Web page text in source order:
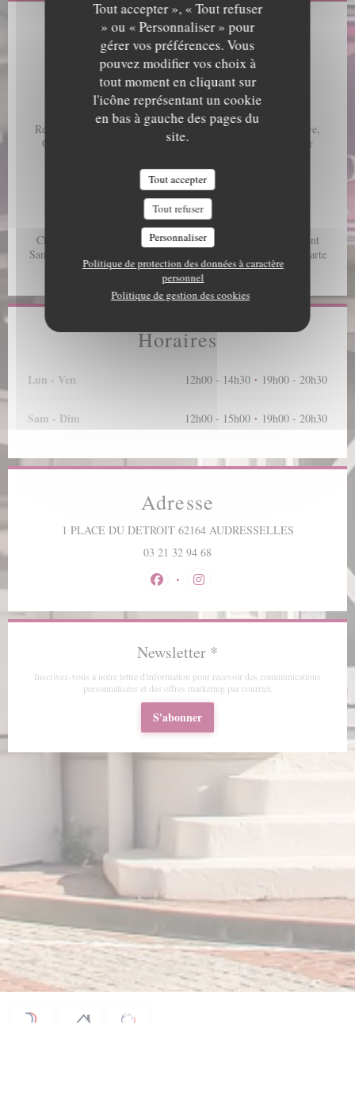
Tout accepter », « Tout refuser
» ou « Personnaliser » pour
gérer vos préférences. Vous
pouvez modifier vos choix à
tout moment en cliquant sur
l'icône représentant un cookie
en bas à gauche des pages du
site.
Tout accepter
Tout refuser
Personnaliser
Politique de protection des données à caractère
personnel
Politique de gestion des cookies
Infos pratiques
Cuisine
Carte gourmande et créative, Cuisine Locale, Pêche locale
Type de restaurant
Restaurant Ecoresponsable, Cuisine de Saison, Cuisine créative,
Cuisine bistronomique française, Restaurant de fruits de mer
Services
Vente à emporter, Terrasse, Accès wifi gratuit
Moyens de paiement
Chèques, Paiement mobile, Sans Contact, Apple Pay, Paiement
Sans Contact, Eurocard/Mastercard, Maestro, Visa, Espèces, Carte
Bleue
Horaires
Lun - Ven 12h00 - 14h30 • 19h00 - 20h30
Sam - Dim 12h00 - 15h00 • 19h00 - 20h30
Adresse
1 PLACE DU DETROIT 62164 AUDRESSELLES((ouvre une
03 21 32 94 68
Facebook ((ouvre une nouvelle fenêtre))
Instagram ((ouvre une
Newsletter *
Inscrivez-vous à notre lettre d'information pour recevoir des communications
personnalisées et des offres marketing par courriel.
S'abonner